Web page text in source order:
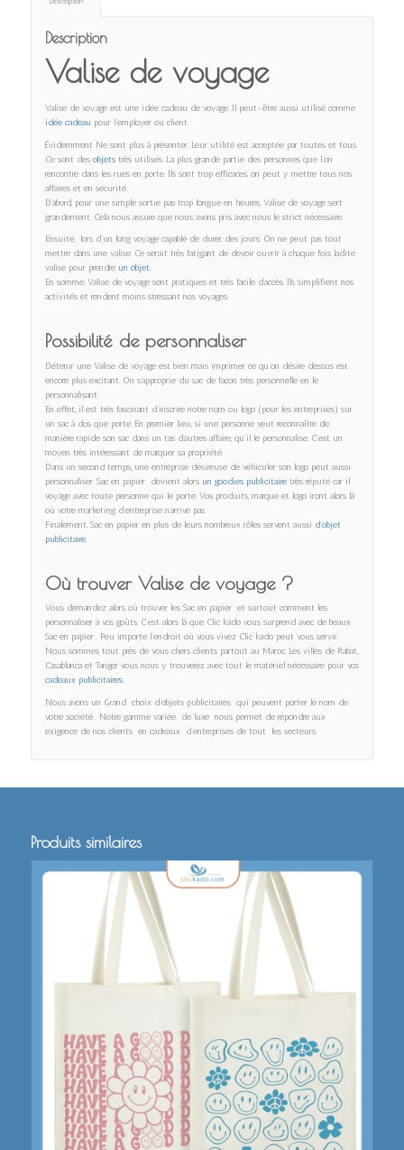
Description
Valise de voyage
Valise de voyage est une idée cadeau de voyage. Il peut-être aussi utilisé comme
idée cadeau pour l’employer ou client.
Évidemment Ne sont plus à présenter. Leur utilité est acceptée par toutes et tous.
Ce sont des objetstrès utilisés. La plus grande partie des personnes que l’on
rencontre dans les rues en porte. Ils sont trop efficaces, on peut y mettre tous nos
affaires et en sécurité.
D’abord, pour une simple sortie pas trop longue en heures, Valise de voyage sert
grandement. Cela nous assure que nous avons pris avec nous le strict nécessaire.
Ensuite, lors d’un long voyage capable de durer des jours. On ne peut pas tout
mettre dans une valise. Ce serait très fatigant de devoir ouvrir à chaque fois ladite
valise pour prendre un objet.
En somme, Valise de voyage sont pratiques et très facile d’accès. Ils simplifient nos
activités et rendent moins stressant nos voyages.
Possibilité de personnaliser
Détenir une Valise de voyage est bien mais imprimer ce qu’on désire dessus est
encore plus excitant. On s’approprie du sac de façon très personnelle en le
personnalisant.
En effet, il est très fascinant d’inscrire notre nom ou logo (pour les entreprises) sur
un sac à dos que porte. En premier lieu, si une personne veut reconnaître de
manière rapide son sac dans un tas d’autres affaire, qu’il le personnalise. C’est un
moyen très intéressant de marquer sa propriété.
Dans un second temps, une entreprise désireuse de véhiculer son logo peut aussi
personnaliser. Sac en papier devient alors un goodies publicitairetrès réputé car il
voyage avec toute personne qui le porte. Vos produits, marque et logo iront alors là
où votre marketing d’entreprise n’arrive pas.
Finalement, Sac en papier en plus de leurs nombreux rôles servent aussi d’objet
publicitaire.
Où trouver Valise de voyage ?
Vous demandez alors où trouver les Sac en papier et surtout comment les
personnaliser à vos goûts. C’est alors là que Clic kado vous surprend avec de beaux
Sac en papier . Peu importe l’endroit où vous vivez Clic kado peut vous servir.
Nous sommes tout près de vous chers clients partout au Maroc. Les villes de Rabat,
Casablanca et Tanger vous nous y trouverez avec tout le matériel nécessaire pour vos
cadeaux publicitaires.
Nous avons un Grand choix d’objets publicitaires qui peuvent porter le nom de
votre société . Notre gamme variée de luxe nous permet de répondre aux
exigence de nos clients en cadeaux d’entreprises de tout les secteurs.
Produits similaires